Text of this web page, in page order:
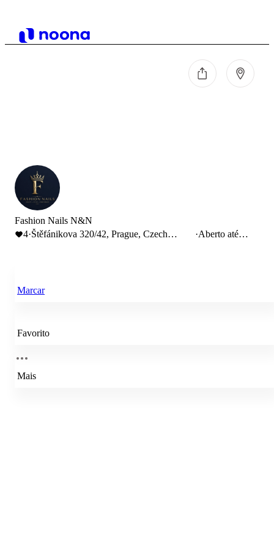
Fashion Nails N&N
4·Štěfánikova 320/42, Prague, Czech
·Aberto até
Marcar
Favorito
Mais